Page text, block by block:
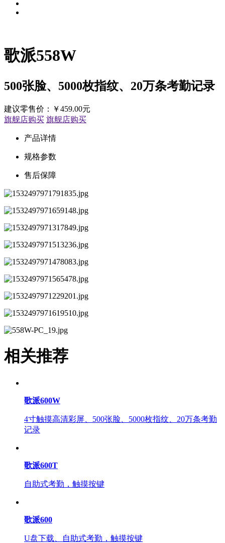
歌派558W
500张脸、5000枚指纹、20万条考勤记录
建议零售价： ￥459.00元
旗舰店购买 旗舰店购买
产品详情
规格参数
售后保障
相关推荐
歌派600W
4寸触摸高清彩屏、500张脸、5000枚指纹、20万条考勤
记录
歌派600T
自助式考勤，触摸按键
歌派600
U盘下载、自助式考勤，触摸按键